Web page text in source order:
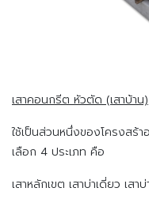
เสาคอนกรีต หัวตัด (เสาบ้าน)
ใช้เป็นส่วนหนึ่งของโครงสร้
เลือก 4 ประเภท คือ
เสาหลักเขต เสาบ่าเดี่ยว เสา